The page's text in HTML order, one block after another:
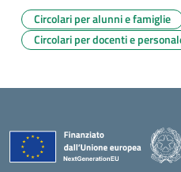
Circolari per alunni e famiglie
Circolari per docenti e